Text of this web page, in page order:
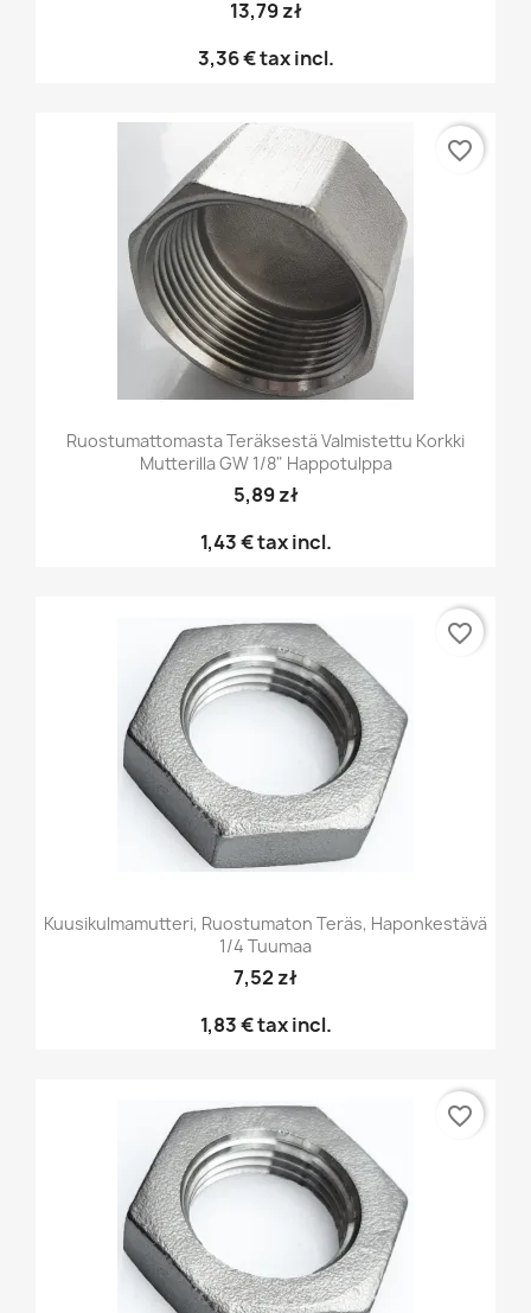
13,79 zł
3,36 €tax incl.
Ruostumattomasta Teräksestä Valmistettu Korkki
Mutterilla GW 1/8" Happotulppa
5,89 zł
1,43 €tax incl.
favorite_border
Kuusikulmamutteri, Ruostumaton Teräs, Haponkestävä
1/4 Tuumaa
7,52 zł
1,83 €tax incl.
favorite_border
favorite_border